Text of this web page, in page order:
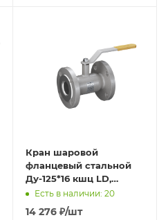
Кран шаровой
фланцевый стальной
Ду-125*16 кшц LD,
L=350, Россия
Есть в наличии: 20
14 276 ₽/шт